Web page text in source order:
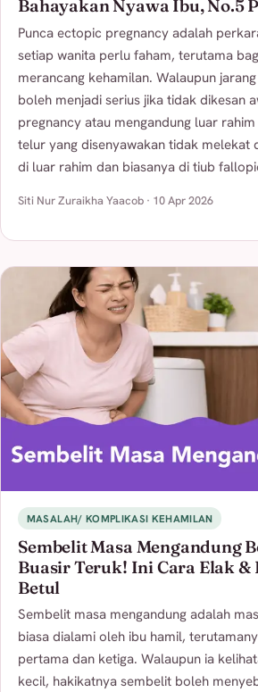
Bahayakan Nyawa Ibu, No.5
Punca ectopic pregnancy adalah
setiap wanita perlu faham, terutama
merancang kehamilan. Walaupun
boleh menjadi serius jika tidak dikesan
pregnancy atau mengandung luar
telur yang disenyawakan tidak melekat
di luar rahim dan biasanya di tiub
Siti Nur Zuraikha Yaacob · 10 Apr 2026
MASALAH/ KOMPLIKASI KEHAMILAN
Sembelit Masa Mengandung
Buasir Teruk! Ini Cara Elak &
Betul
Sembelit masa mengandung adalah
biasa dialami oleh ibu hamil,
pertama dan ketiga. Walaupun ia
kecil, hakikatnya sembelit boleh